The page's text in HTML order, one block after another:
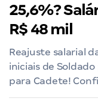
25,6%?
R$ 48 mil
Reajuste salarial
iniciais de
para Cadete!